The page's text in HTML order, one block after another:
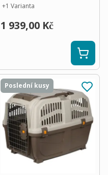
+1 Varianta
1 939,00 Kč
Poslední kusy